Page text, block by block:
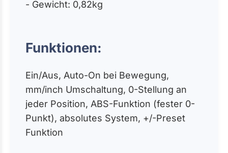
- Gewicht: 0,82kg
Funktionen:
Ein/Aus, Auto-On bei Bewegung,
mm/inch Umschaltung, 0-Stellung an
jeder Position, ABS-Funktion (fester 0-
Punkt), absolutes System, +/-Preset
Funktion